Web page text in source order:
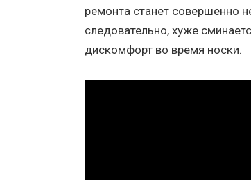
ремонта станет совершенно
следовательно, хуже
дискомфорт во время носки.